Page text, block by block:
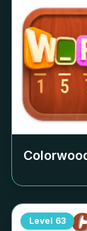
Level 63